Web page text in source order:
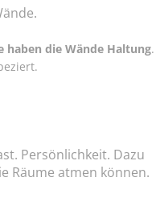
haben die Wände Haltung.
Persönlichkeit. Dazu
Räume atmen können.